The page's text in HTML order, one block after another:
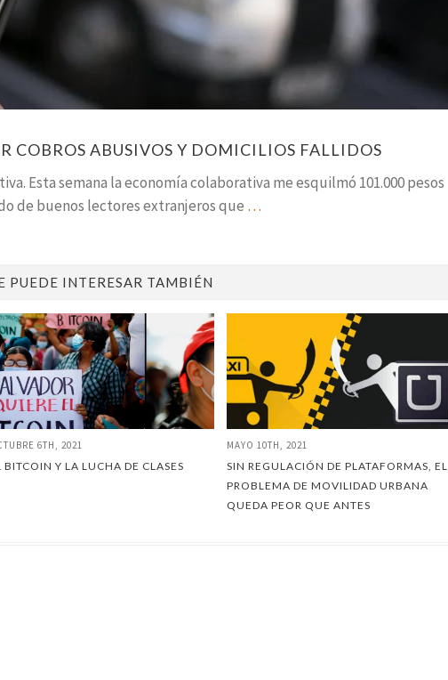
COBROS ABUSIVOS Y DOMICILIOS FALLIDOS
Esta semana la economía colaborativa me esquilmó 101.000 pesos
de buenos lectores extranjeros que …
PUEDE INTERESAR TAMBIÉN
6TH, 2021
BITCOIN Y LA LUCHA DE CLASES
MAYO 10TH, 2021
SIN REGULACIÓN DE PLATAFORMAS, EL
PROBLEMA DE MOVILIDAD URBANA
QUEDA PEOR QUE ANTES